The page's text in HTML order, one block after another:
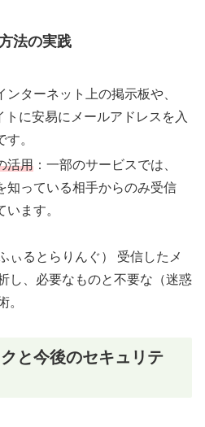
法の実践
ンターネット上の掲示板や、
に安易にメールアドレスを入
。
活用 ：一部のサービスでは、
知っている相手からのみ受信
ます。
ぃるとらりんぐ） 受信したメ
し、必要なものと不要な（迷惑
。
と今後のセキュリテ